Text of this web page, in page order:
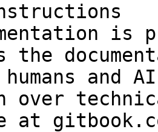
is
the
and
over
at